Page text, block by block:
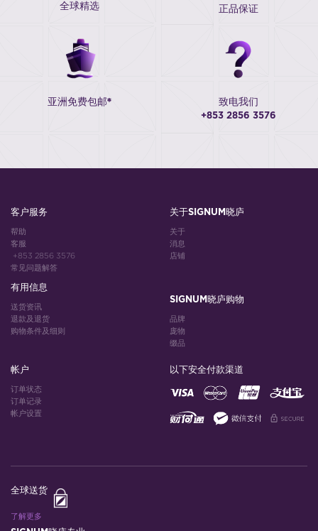
全球精选 正品保证
亚洲免费包邮* 致电我们
+853 2856 3576
客户服务
帮助
客服
+853 2856 3576
常见问题解答
有用信息
送货资讯
退款及退货
购物条件及细则
关于SIGNUM晓庐
关于
消息
店铺
SIGNUM晓庐购物
品牌
庞物
缀品
帐户
订单状态
订单记录
帐户设置
以下安全付款渠道
全球送货
了解更多